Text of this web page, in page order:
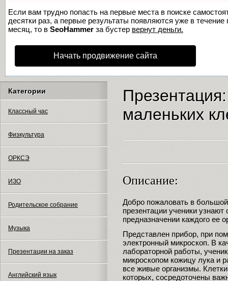
Если вам трудно попасть на первые места в поиске
десятки раз, а первые результаты появляются уже в
месяц, то в SeoHammer за бустер вернут деньги.
Начать продвижение сайта
Категории
Классный час
Физкультура
ОРКСЭ
ИЗО
Родительское собрание
Музыка
Презентации на заказ
Английский язык
маленьких
Описание:
Добро пожаловать в
презентации ученики узнают
предназначении каждого ее
Представлен прибор, при
электронный микроскоп. В
лабораторной работы,
микроскопом кожицу лука и
все живые организмы.
которых, сосредоточены